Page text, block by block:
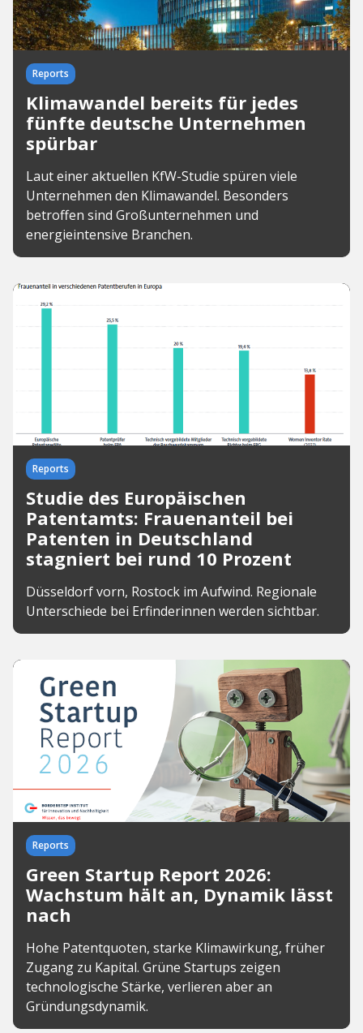
Reports
Klimawandel bereits für jedes
fünfte deutsche Unternehmen
spürbar
Laut einer aktuellen KfW-Studie spüren viele
Unternehmen den Klimawandel. Besonders
betroffen sind Großunternehmen und
energieintensive Branchen.
Reports
Studie des Europäischen
Patentamts: Frauenanteil bei
Patenten in Deutschland
stagniert bei rund 10 Prozent
Düsseldorf vorn, Rostock im Aufwind. Regionale
Unterschiede bei Erfinderinnen werden sichtbar.
Reports
Green Startup Report 2026:
Wachstum hält an, Dynamik lässt
nach
Hohe Patentquoten, starke Klimawirkung, früher
Zugang zu Kapital. Grüne Startups zeigen
technologische Stärke, verlieren aber an
Gründungsdynamik.